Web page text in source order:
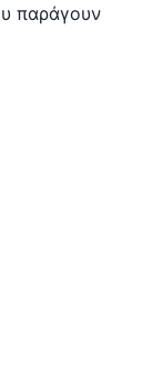
παράγουν